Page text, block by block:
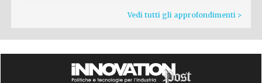
Vedi tutti gli approfondimenti >